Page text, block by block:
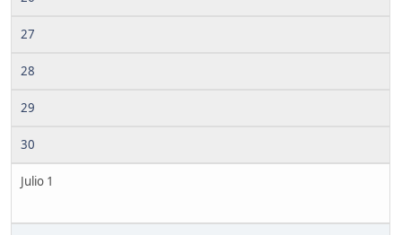
27
28
29
30
Julio 1